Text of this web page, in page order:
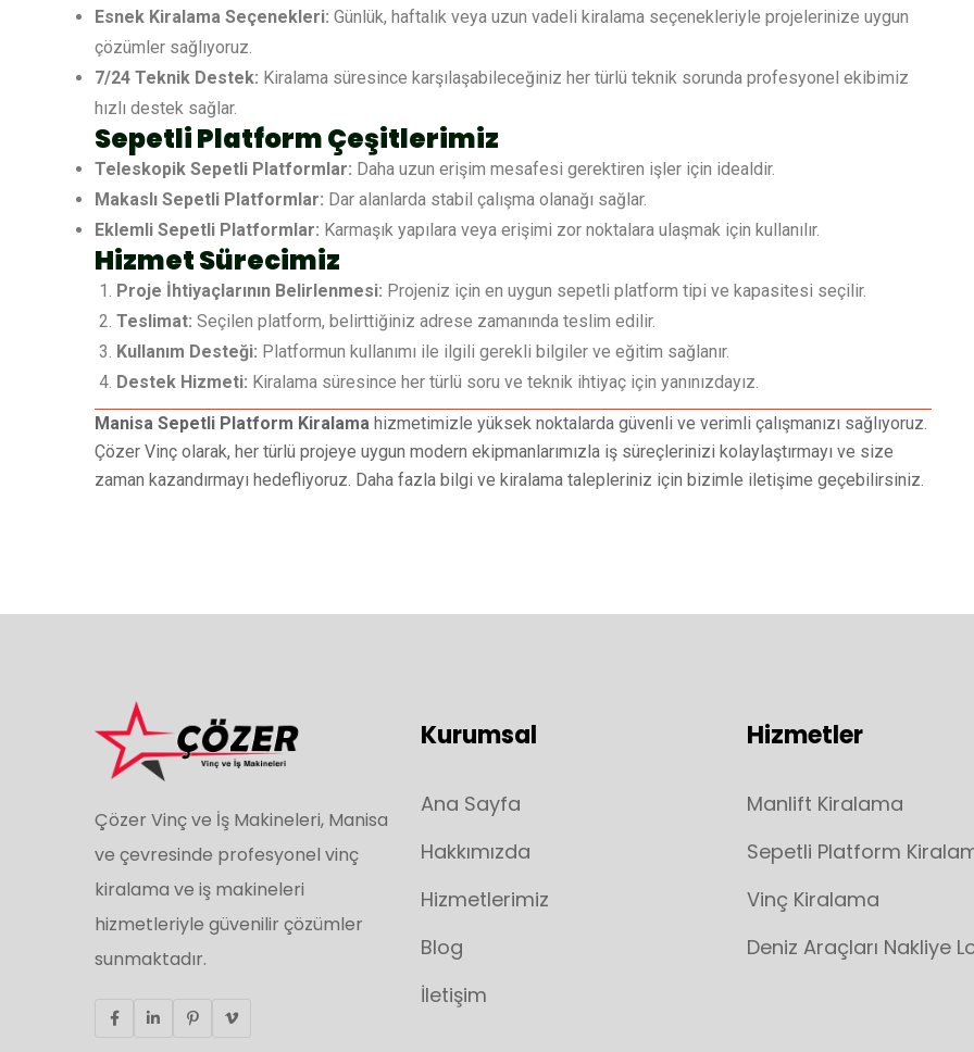
Esnek Kiralama Seçenekleri: Günlük, haftalık veya uzun vadeli kiralama seçenekleriyle projelerinize uygun
çözümler sağlıyoruz.
7/24 Teknik Destek: Kiralama süresince karşılaşabileceğiniz her türlü teknik sorunda profesyonel ekibimiz
hızlı destek sağlar.
Sepetli Platform Çeşitlerimiz
Teleskopik Sepetli Platformlar: Daha uzun erişim mesafesi gerektiren işler için idealdir.
Makaslı Sepetli Platformlar: Dar alanlarda stabil çalışma olanağı sağlar.
Eklemli Sepetli Platformlar: Karmaşık yapılara veya erişimi zor noktalara ulaşmak için kullanılır.
Hizmet Sürecimiz
Proje İhtiyaçlarının Belirlenmesi: Projeniz için en uygun sepetli platform tipi ve kapasitesi seçilir.
Teslimat: Seçilen platform, belirttiğiniz adrese zamanında teslim edilir.
Kullanım Desteği: Platformun kullanımı ile ilgili gerekli bilgiler ve eğitim sağlanır.
Destek Hizmeti: Kiralama süresince her türlü soru ve teknik ihtiyaç için yanınızdayız.
Manisa Sepetli Platform Kiralama hizmetimizle yüksek noktalarda güvenli ve verimli çalışmanızı sağlıyoruz.
Çözer Vinç olarak, her türlü projeye uygun modern ekipmanlarımızla iş süreçlerinizi kolaylaştırmayı ve size
zaman kazandırmayı hedefliyoruz. Daha fazla bilgi ve kiralama talepleriniz için bizimle iletişime geçebilirsiniz.
Çözer Vinç ve İş Makineleri, Manisa
ve çevresinde profesyonel vinç
kiralama ve iş makineleri
hizmetleriyle güvenilir çözümler
sunmaktadır.
Kurumsal
Ana Sayfa
Hakkımızda
Hizmetlerimiz
Blog
İletişim
Hizmetler
Manlift Kiralama
Sepetli Platform
Vinç Kiralama
Deniz Araçları Nakliye